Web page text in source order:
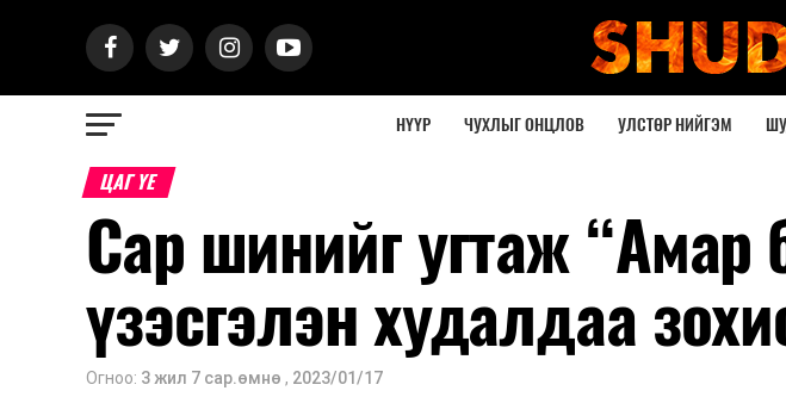
НҮҮР ЧУХЛЫГ ОНЦЛОВ УЛСТӨР НИЙГЭМ
ЦАГ ҮЕ
Сар шинийг угтаж “Амар
үзэсгэлэн худалдаа
Огноо: 3 жил 7 сар.өмнө , 2023/01/17